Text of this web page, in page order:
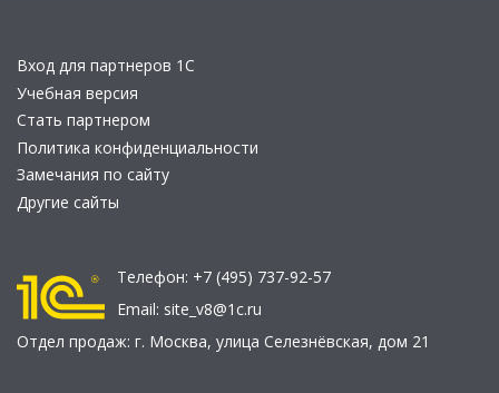
Вход для партнеров 1С
Учебная версия
Стать партнером
Политика конфиденциальности
Замечания по сайту
Другие сайты
Телефон: +7 (495) 737-92-57
Email: site_v8@1c.ru
Отдел продаж: г. Москва, улица Селезнёвская, дом 21